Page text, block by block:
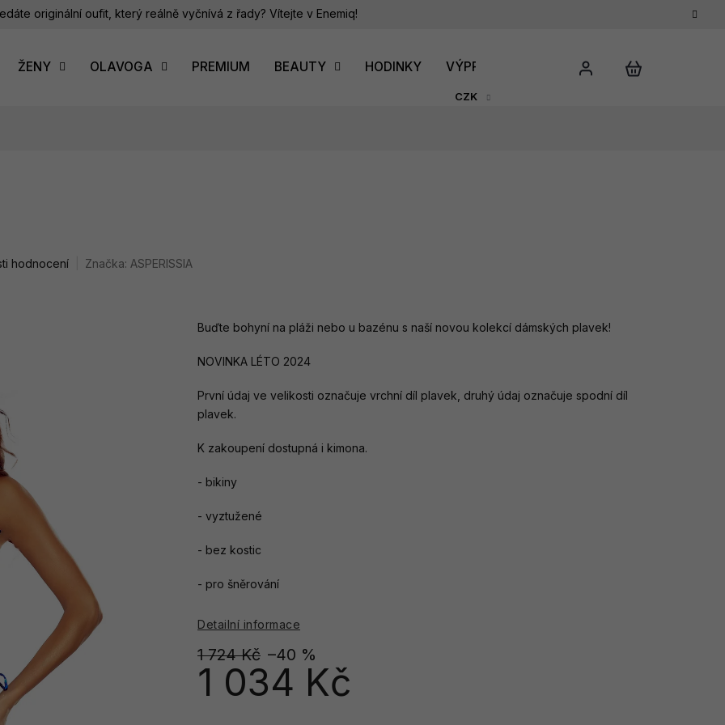
originální oufit, který reálně vyčnívá z řady? Vítejte v Enemiq!
CZK
ŽENY OLAVOGA PREMIUM BEAUTY HODINKY VÝPRODEJ DÁRKOVÝ POUKAZ
hodnocení Značka: ASPERISSIA
1 724 Kč –40 %
1 034 Kč
Buďte bohyní na pláži nebo u bazénu s naší novou kolekcí dámských plavek!
NOVINKA LÉTO 2024
První údaj ve velikosti označuje vrchní díl plavek, druhý údaj označuje spodní díl
plavek.
K zakoupení dostupná i kimona.
- bikiny
- vyztužené
- bez kostic
- pro šněrování
Detailní informace